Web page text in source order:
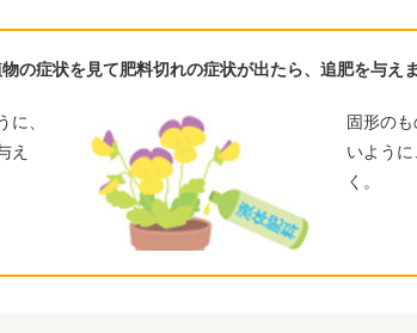
の症状を見て肥料切れの症状が出たら、追肥を与えま
に、
え
固形の
いよう
く。